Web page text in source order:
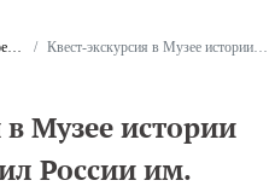
Квест-экскурсия в Музее истории подводных сил России им. Маринеско для школьников
в Музее истории
России им.